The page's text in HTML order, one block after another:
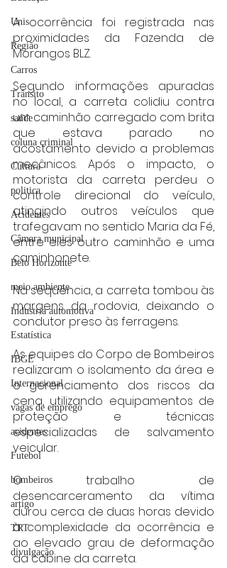
Unis
Região
Carros
Trânsito
saúde
coluna criminal
Cultura
politica
Acidentes
Câmara municipal
Belo Horizonte
meio ambiente
Industria automotiva
Estatística
IBGE
Internacional
vagas de emprego
acidentes
Futebol
bombeiros
artigo
TRT
divulgação
A ocorrência foi registrada nas
proximidades da Fazenda de
Morangos BLZ.
Segundo informações apuradas
no local, a carreta colidiu contra
um caminhão carregado com brita
que estava parado no
acostamento devido a problemas
mecânicos. Após o impacto, o
motorista da carreta perdeu o
controle direcional do veículo,
atingindo outros veículos que
trafegavam no sentido Maria da Fé,
entre eles outro caminhão e uma
caminhonete.
Na sequência, a carreta tombou às
margens da rodovia, deixando o
condutor preso às ferragens.
As equipes do Corpo de Bombeiros
realizaram o isolamento da área e
o gerenciamento dos riscos da
cena, utilizando equipamentos de
proteção e técnicas
especializadas de salvamento
veicular.
O trabalho de
desencarceramento da vítima
durou cerca de duas horas devido
à complexidade da ocorrência e
ao elevado grau de deformação
da cabine da carreta.